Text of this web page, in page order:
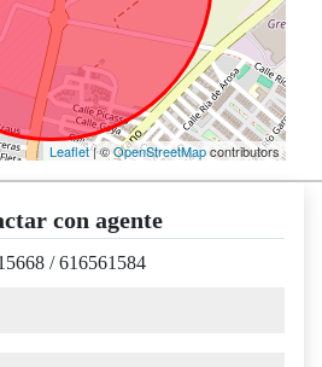
Leaflet| ©OpenStreetMapcontributors
con agente
/616561584